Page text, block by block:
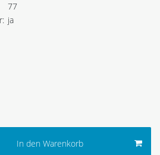
77
ja
In den Warenkorb